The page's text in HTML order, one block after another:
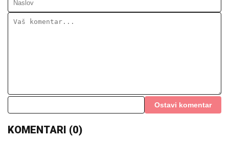
Ostavi komentar
KOMENTARI (0)